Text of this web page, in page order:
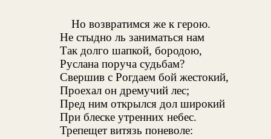
Но возвратимся же к герою.
Не стыдно ль заниматься нам
Так долго шапкой, бородою,
Руслана поруча судьбам?
Свершив с Рогдаем бой жестокий,
Проехал он дремучий лес;
Пред ним открылся дол широкий
При блеске утренних небес.
Трепещет витязь поневоле: